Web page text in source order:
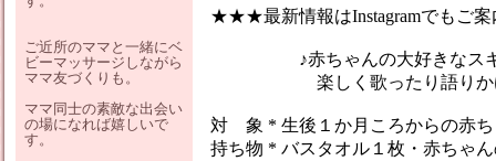
★★★最新情報はInstagramでもご案
♪赤ちゃんの大好きなスキン
楽しく歌ったり語りかけな
対 象 * 生後１か月ころからの赤ち
持ち物 * バスタオル１枚・赤ちゃ
ご近所のママと一緒にベ
ビーマッサージしながら
ママ友づくりも。
ママ同士の素敵な出会い
の場になれば嬉しいで
す。